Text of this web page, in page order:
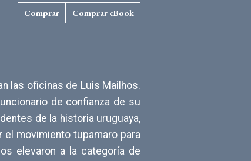
Comprar Comprar eBook
las oficinas de Luis Mailhos.
de confianza de su
de la historia uruguaya,
el movimiento tupamaro para
elevaron a la categoría de